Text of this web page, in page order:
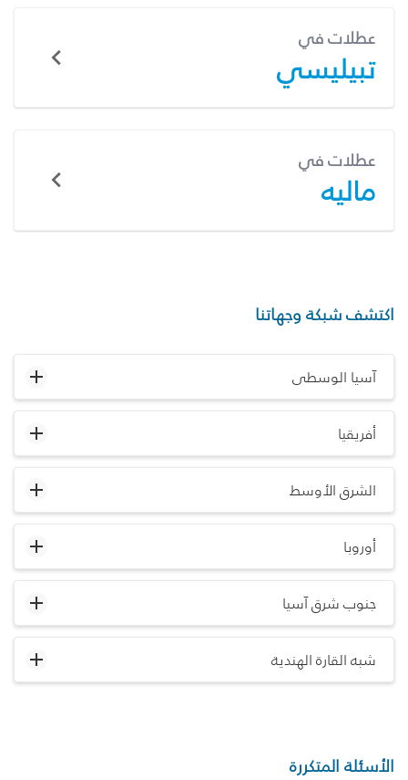
عطلات في
تبيليسي
عطلات في
ماليه
اكتشف شبكة وجهاتنا
آسيا الوسطى
أفريقيا
الشرق الأوسط
أوروبا
جنوب شرق آسيا
شبه القارة الهندية
الأسئلة المتكررة